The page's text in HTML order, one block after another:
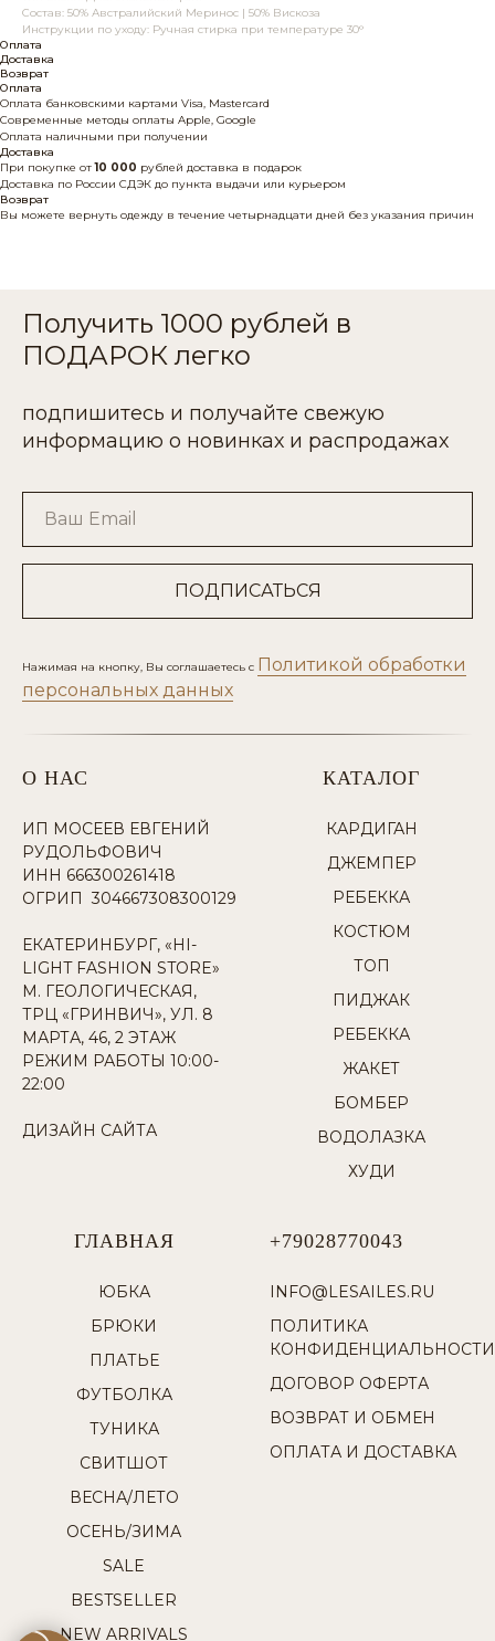
Состав: 50% Австралийский Меринос | 50% Вискоза
Инструкции по уходу: Ручная стирка при температуре 30°
Оплата
Доставка
Возврат
Оплата
Оплата банковскими картами Visa, Mastercard
Современные методы оплаты Apple, Google
Оплата наличными при получении
Доставка
При покупке от10 000 рублей доставка в подарок
Доставка по России СДЭК до пункта выдачи или курьером
Возврат
Вы можете вернуть одежду в течение четырнадцати дней без указания причин
Получить 1000 рублей в
ПОДАРОК легко
подпишитесь и получайте свежую
информацию о новинках и распродажах
Ваш Email
ПОДПИСАТЬСЯ
Нажимая на кнопку, Вы соглашаетесь с Политикой обработки
персональных данных
О НАС
ИП МОСЕЕВ ЕВГЕНИЙ
РУДОЛЬФОВИЧ
ИНН 666300261418
ОГРИП 304667308300129
ЕКАТЕРИНБУРГ, «HI-
LIGHT FASHION STORE»
М. ГЕОЛОГИЧЕСКАЯ,
ТРЦ «ГРИНВИЧ», УЛ. 8
МАРТА, 46, 2 ЭТАЖ
РЕЖИМ РАБОТЫ 10:00-
22:00
ДИЗАЙН САЙТА
КАТАЛОГ
КАРДИГАН
ДЖЕМПЕР
РЕБЕККА
КОСТЮМ
ТОП
ПИДЖАК
РЕБЕККА
ЖАКЕТ
БОМБЕР
ВОДОЛАЗКА
ХУДИ
ГЛАВНАЯ
ЮБКА
БРЮКИ
ПЛАТЬЕ
ФУТБОЛКА
ТУНИКА
СВИТШОТ
ВЕСНА/ЛЕТО
ОСЕНЬ/ЗИМА
SALE
BESTSELLER
NEW ARRIVALS
+79028770043
INFO@LESAILES.RU
ПОЛИТИКА
КОНФИДЕНЦИАЛЬНОСТИ
ДОГОВОР ОФЕРТА
ВОЗВРАТ И ОБМЕН
ОПЛАТА И ДОСТАВКА